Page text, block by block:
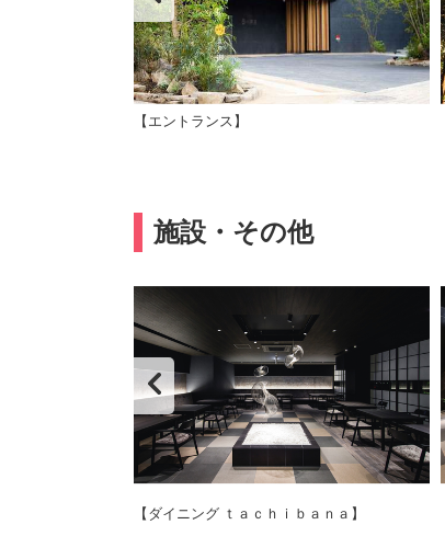
【エントランス】
施設・その他
【ダイニング ｔａｃｈｉｂａｎａ】